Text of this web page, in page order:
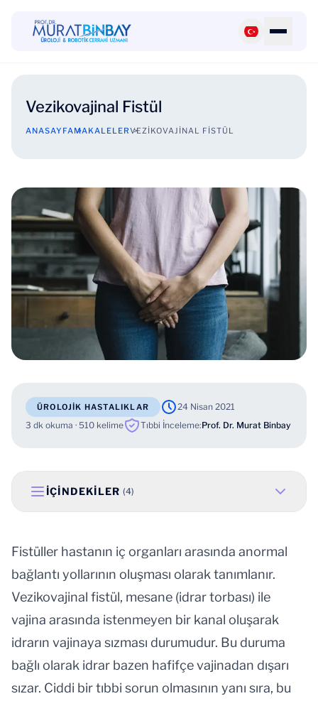
Vezikovajinal Fistül
ANASAYFAMAKALELERVEZIKOVAJINAL FISTÜL
ÜROLOJIK HASTALIKLAR
24 Nisan 2021
3 dk okuma · 510 kelime
Tıbbi İnceleme:Prof. Dr. Murat Binbay
İÇINDEKILER (4)
Fistüller hastanın iç organları arasında anormal
bağlantı yollarının oluşması olarak tanımlanır.
Vezikovajinal fistül, mesane (idrar torbası) ile
vajina arasında istenmeyen bir kanal oluşarak
idrarın vajinaya sızması durumudur. Bu duruma
bağlı olarak idrar bazen hafifçe vajinadan dışarı
sızar. Ciddi bir tıbbi sorun olmasının yanı sıra, bu